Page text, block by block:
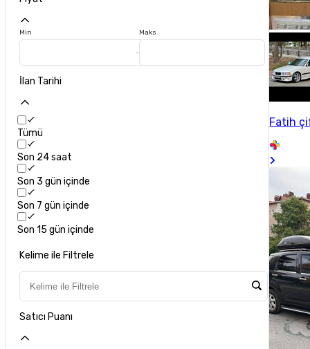
Min Maks
İlan Tarihi
Tümü
Son 24 saat
Son 3 gün içinde
Son 7 gün içinde
Son 15 gün içinde
Kelime ile Filtrele
Satıcı Puanı
Fatih